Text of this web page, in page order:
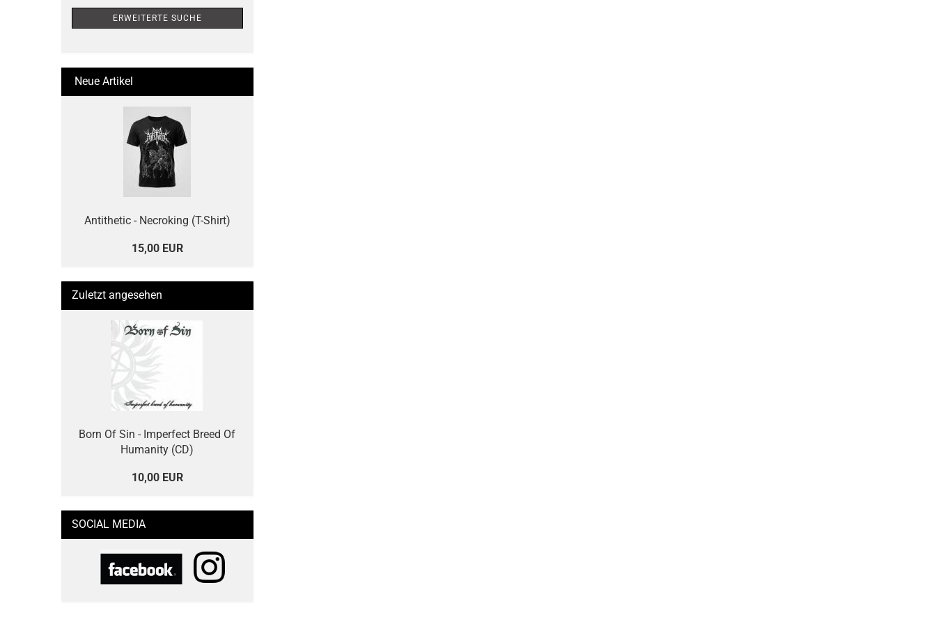
ERWEITERTE SUCHE
Neue Artikel
Antithetic - Necroking (T-Shirt)
15,00 EUR
Zuletzt angesehen
Born Of Sin - Imperfect Breed Of
Humanity (CD)
10,00 EUR
SOCIAL MEDIA